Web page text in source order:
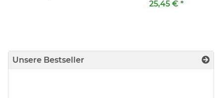
25,45 € *
Unsere Bestseller